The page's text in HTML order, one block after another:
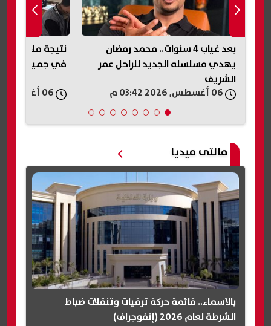
بعد غياب 4 سنوات.. محمد رمضان
يهدي مسلسله الجديد للراحل عمر
الشريف
في جميع
مالتى ميديا
بالأسماء.. قائمة حركة ترقيات وتنقلات ضباط
الشرطة لعام 2026 (إنفوجراف)